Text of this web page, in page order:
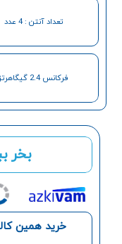
بخر
خرید همین
تعداد آنتن : 4 عدد
فرکانس 2.4 گیگاهرتز